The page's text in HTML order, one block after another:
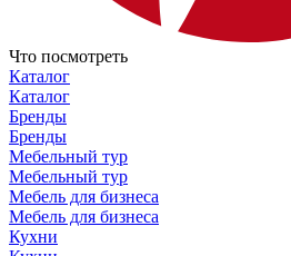
Что посмотреть
Каталог
Каталог
Бренды
Бренды
Мебельный тур
Мебельный тур
Мебель для бизнеса
Мебель для бизнеса
Кухни